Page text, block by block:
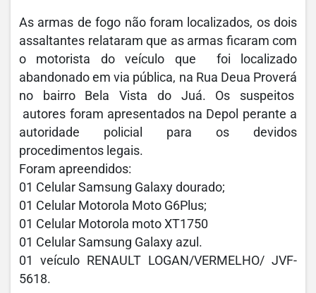
As armas de fogo não foram localizados, os dois
assaltantes relataram que as armas ficaram com
o motorista do veículo que foi localizado
abandonado em via pública, na Rua Deua Proverá
no bairro Bela Vista do Juá. Os suspeitos
autores foram apresentados na Depol perante a
autoridade policial para os devidos
procedimentos legais.
Foram apreendidos:
01 Celular Samsung Galaxy dourado;
01 Celular Motorola Moto G6Plus;
01 Celular Motorola moto XT1750
01 Celular Samsung Galaxy azul.
01 veículo RENAULT LOGAN/VERMELHO/ JVF-
5618.